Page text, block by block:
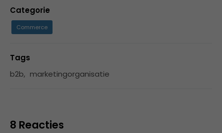
Categorie
Commerce
Tags
b2b, marketingorganisatie
8 Reacties